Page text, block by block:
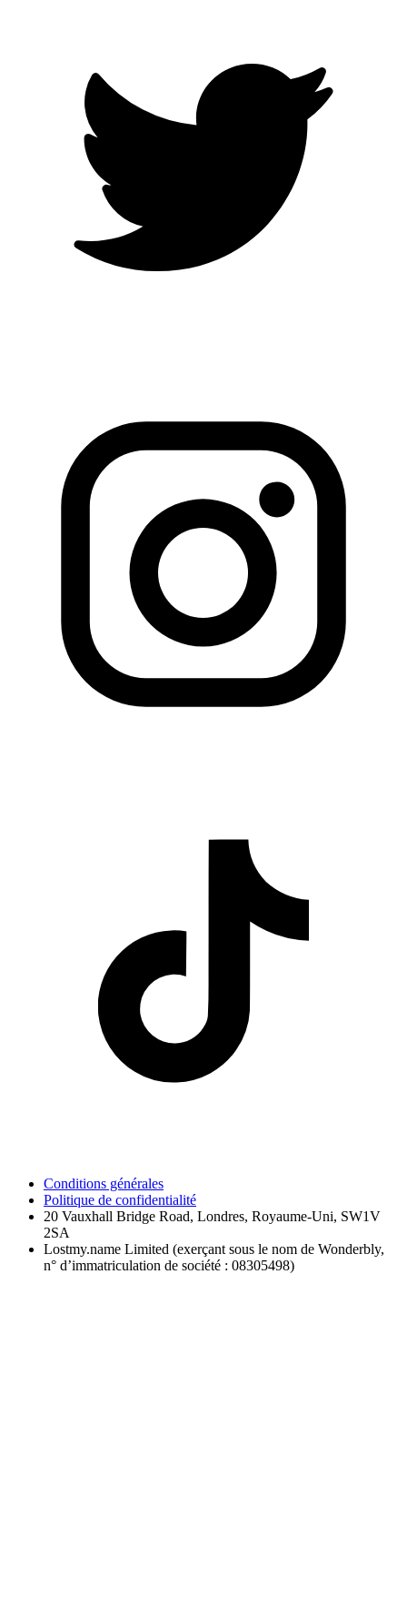
Conditions générales
Politique de confidentialité
20 Vauxhall Bridge Road, Londres, Royaume-Uni, SW1V
2SA
Lostmy.name Limited (exerçant sous le nom de Wonderbly,
n° d’immatriculation de société : 08305498)